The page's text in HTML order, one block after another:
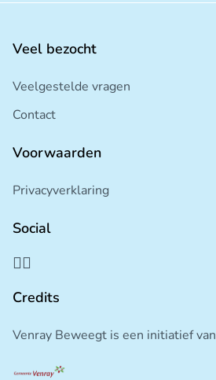
Veel bezocht
Veelgestelde vragen
Contact
Voorwaarden
Privacyverklaring
Social
Credits
Venray Beweegt is een initiatief van